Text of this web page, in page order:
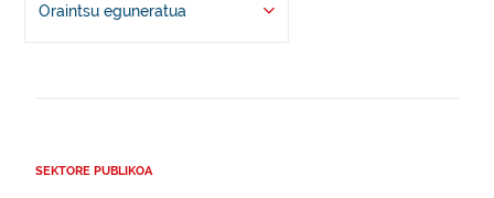
Oraintsu eguneratua
SEKTORE PUBLIKOA